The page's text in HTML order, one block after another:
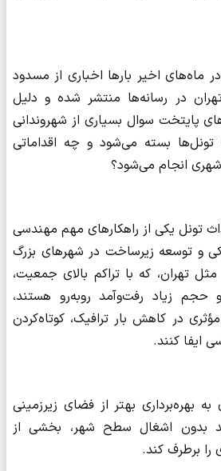
ماه‌های اخیر بارها اخباری از مسدود
در رسانه‌ها منتشر شده و دلیل
پایتخت سوال بسیاری از شهروندانی
تونل‌ها بسته می‌شود و چه اقداماتی
انجام می‌شود؟
تونل یکی از راهکارهای مهم مهندسی
و توسعه زیرساخت در شهرهای بزرگ
تهران، که با تراکم بالای جمعیت،
زیاد رفت‌وآمد روبه‌رو هستند،
در کاهش بار ترافیک، کوتاه‌کردن
ایفا کنند.
به بهره‌برداری بهتر از فضای زیرزمینی
بدون اشغال سطح شهر، بخشی از
برطرف کند.